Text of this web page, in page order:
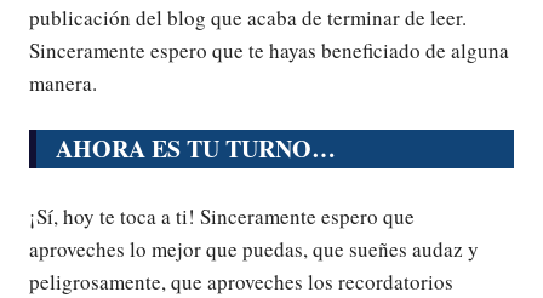
publicación del blog que acaba de terminar de leer.
Sinceramente espero que te hayas beneficiado de alguna
manera.
AHORA ES TU TURNO…
¡Sí, hoy te toca a ti! Sinceramente espero que
aproveches lo mejor que puedas, que sueñes audaz y
peligrosamente, que aproveches los recordatorios